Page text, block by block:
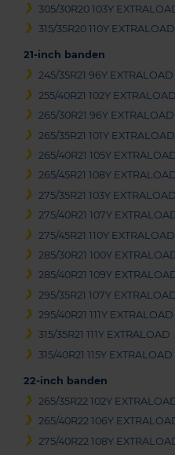
305/30R20 103Y
315/35R20 110Y EXTRALOAD
21-inch banden
245/35R21 96Y EXTRALOAD
255/40R21 102Y EXTRALOAD
265/30R21 96Y EXTRALOAD
265/35R21 101Y EXTRALOAD
265/40R21 105Y
265/45R21 108Y
275/35R21 103Y EXTRALOAD
275/40R21 107Y
275/45R21 110Y EXTRALOAD
285/30R21 100Y
285/40R21 109Y
295/35R21 107Y
295/40R21 111Y EXTRALOAD
315/35R21 111Y EXTRALOAD
315/40R21 115Y EXTRALOAD
22-inch banden
265/35R22 102Y
265/40R22 106Y
275/40R22 108Y